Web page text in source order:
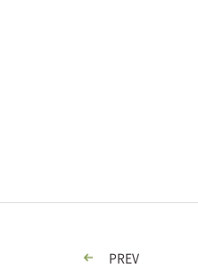
PREV